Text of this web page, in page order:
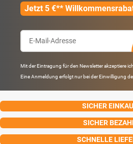
Jetzt 5 €**
Mit der Eintragung für den Newsletter akzeptiere
Eine Anmeldung erfolgt nur bei der Einwilligung
SICHER
SICHER
SCHNELLE